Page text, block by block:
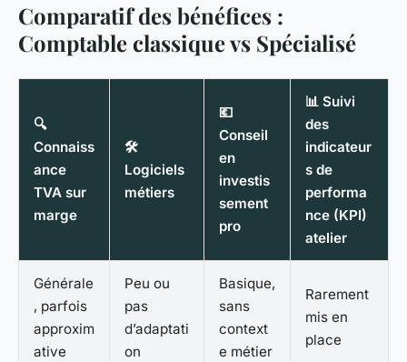
Comparatif des bénéfices :
Comptable classique vs Spécialisé
🔍
Connaiss
ance
TVA sur
marge
🛠️
Logiciels
métiers
💶
Conseil
en
investis
sement
pro
📊 Suivi
des
indicateur
s de
performa
nce (KPI)
atelier
Générale
, parfois
approxim
ative
Peu ou
pas
d’adaptati
on
Basique,
sans
context
e métier
Rarement
mis en
place